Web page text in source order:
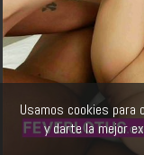
Usamos cookies para
y darte la mejor